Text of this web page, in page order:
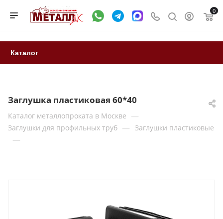
0
Каталог
Заглушка пластиковая 60*40
Каталог металлопроката в Москве —
Заглушки для профильных труб — Заглушки пластиковые
—